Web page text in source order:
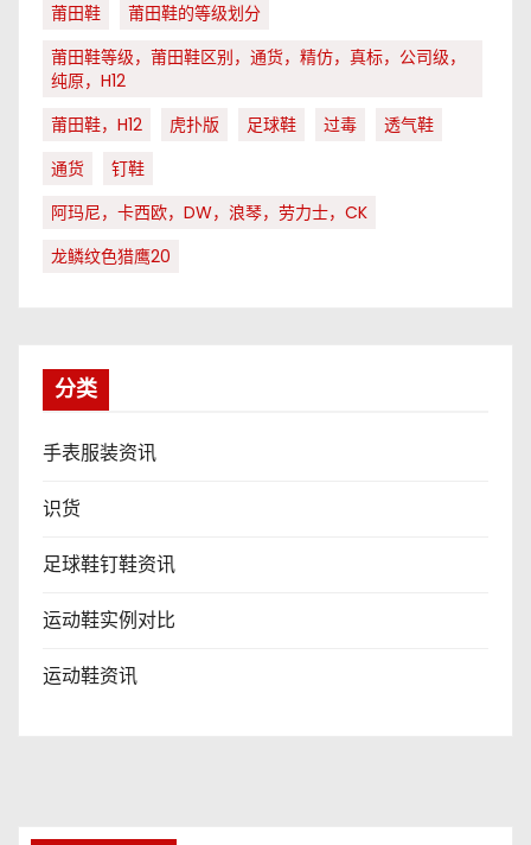
莆田鞋
莆田鞋的等级划分
莆田鞋等级，莆田鞋区别，通货，精仿，真标，公司级，
纯原，H12
莆田鞋，H12
虎扑版 足球鞋 过毒
透气鞋
通货
钉鞋
阿玛尼，卡西欧，DW，浪琴，劳力士，CK
龙鳞纹色猎鹰20
分类
手表服装资讯
识货
足球鞋钉鞋资讯
运动鞋实例对比
运动鞋资讯